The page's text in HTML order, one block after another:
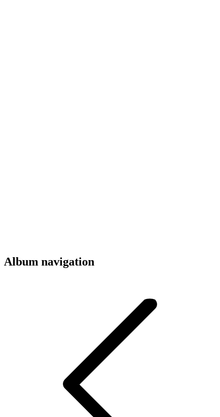
Album navigation